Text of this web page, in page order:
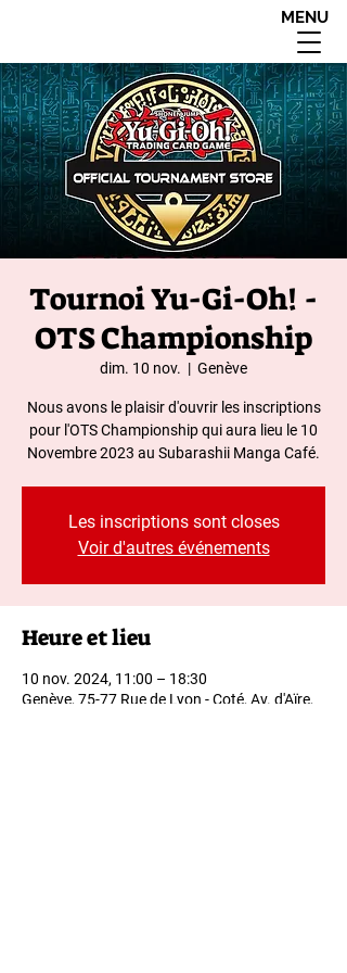
MENU
Tournoi Yu-Gi-Oh! -
OTS Championship
dim. 10 nov.
  |
Genève
Nous avons le plaisir d'ouvrir les inscriptions
pour l'OTS Championship qui aura lieu le 10
Novembre 2023 au Subarashii Manga Café.
Les inscriptions sont closes
Voir d'autres événements
Heure et lieu
10 nov. 2024, 11:00 – 18:30
Genève, 75-77 Rue de Lyon - Coté, Av. d'Aïre,